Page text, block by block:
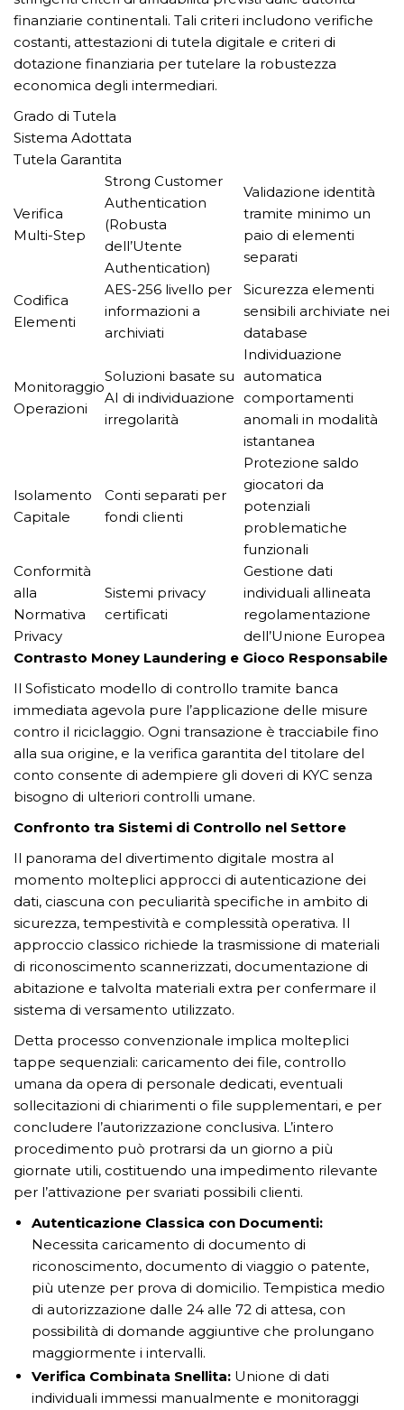
finanziarie continentali. Tali criteri includono verifiche
costanti, attestazioni di tutela digitale e criteri di
dotazione finanziaria per tutelare la robustezza
economica degli intermediari.
Grado di Tutela
Sistema Adottata
Tutela Garantita
Verifica
Multi-Step
Strong Customer
Authentication
(Robusta
dell’Utente
Authentication)
Validazione identità
tramite minimo un
paio di elementi
separati
Codifica
Elementi
AES-256 livello per
informazioni a
archiviati
Sicurezza elementi
sensibili archiviate nei
database
Monitoraggio
Operazioni
Soluzioni basate su
AI di individuazione
irregolarità
Individuazione
automatica
comportamenti
anomali in modalità
istantanea
Isolamento
Capitale
Conti separati per
fondi clienti
Protezione saldo
giocatori da
potenziali
problematiche
funzionali
Conformità
alla
Normativa
Privacy
Sistemi privacy
certificati
Gestione dati
individuali allineata
regolamentazione
dell’Unione Europea
Contrasto Money Laundering e Gioco Responsabile
Il Sofisticato modello di controllo tramite banca
immediata agevola pure l’applicazione delle misure
contro il riciclaggio. Ogni transazione è tracciabile fino
alla sua origine, e la verifica garantita del titolare del
conto consente di adempiere gli doveri di KYC senza
bisogno di ulteriori controlli umane.
Confronto tra Sistemi di Controllo nel Settore
Il panorama del divertimento digitale mostra al
momento molteplici approcci di autenticazione dei
dati, ciascuna con peculiarità specifiche in ambito di
sicurezza, tempestività e complessità operativa. Il
approccio classico richiede la trasmissione di materiali
di riconoscimento scannerizzati, documentazione di
abitazione e talvolta materiali extra per confermare il
sistema di versamento utilizzato.
Detta processo convenzionale implica molteplici
tappe sequenziali: caricamento dei file, controllo
umana da opera di personale dedicati, eventuali
sollecitazioni di chiarimenti o file supplementari, e per
concludere l’autorizzazione conclusiva. L’intero
procedimento può protrarsi da un giorno a più
giornate utili, costituendo una impedimento rilevante
per l’attivazione per svariati possibili clienti.
Autenticazione Classica con Documenti:
Necessita caricamento di documento di
riconoscimento, documento di viaggio o patente,
più utenze per prova di domicilio. Tempistica medio
di autorizzazione dalle 24 alle 72 di attesa, con
possibilità di domande aggiuntive che prolungano
maggiormente i intervalli.
Verifica Combinata Snellita: Unione di dati
individuali immessi manualmente e monitoraggi